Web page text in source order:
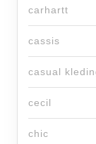
carhartt
cassis
casual
cecil
chic